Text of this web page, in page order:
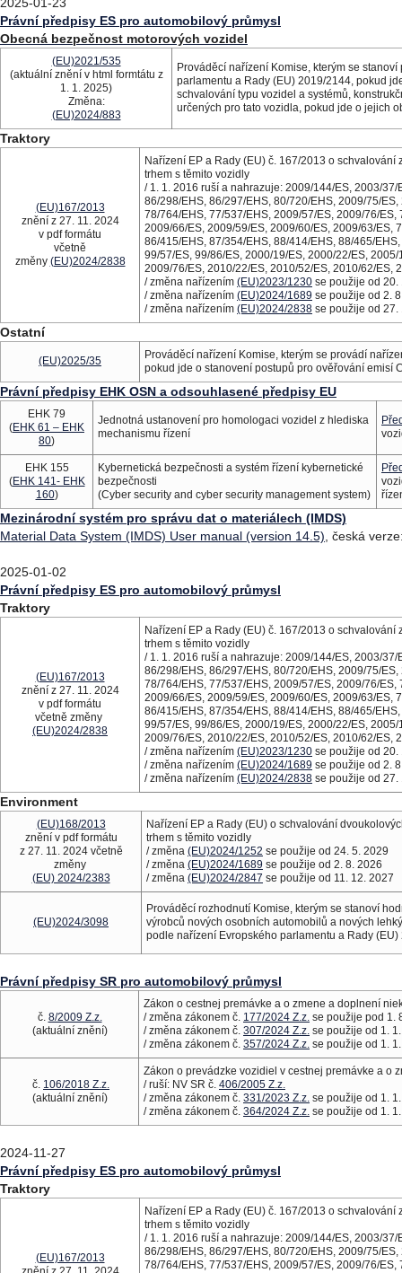
Právní předpisy ES pro automobilový průmysl
Obecná bezpečnost motorových vozidel
(EU)2021/535
(aktuální znění v html formtátu z
1. 1. 2025)
Změna:
(EU)2024/883
Prováděcí nařízení Komise, kterým se
parlamentu a Rady (EU) 2019/2144, pokud
schvalování typu vozidel a systémů,
určených pro tato vozidla, pokud jde o jejich
Traktory
(EU)167/2013
znění z 27. 11. 2024
v pdf formátu
včetně
změny (EU)2024/2838
Nařízení EP a Rady (EU) č. 167/2013 o
trhem s těmito vozidly
/ 1. 1. 2016 ruší a nahrazuje: 2009/144/ES, 2003/
86/298/EHS, 86/297/EHS, 80/720/EHS, 2009/75/
78/764/EHS, 77/537/EHS, 2009/57/ES, 2009/76/
2009/66/ES, 2009/59/ES, 2009/60/ES, 2009/63/ES,
86/415/EHS, 87/354/EHS, 88/414/EHS, 88/465/
99/57/ES, 99/86/ES, 2000/19/ES, 2000/22/ES,
2009/76/ES, 2010/22/ES, 2010/52/ES, 2010/62/ES,
/ změna nařízením (EU)2023/1230 se použije od 20.
/ změna nařízením (EU)2024/1689 se použije od 2.
/ změna nařízením (EU)2024/2838 se použije od 27.
Ostatní
(EU)2025/35
Prováděcí nařízení Komise, kterým se provádí
pokud jde o stanovení postupů pro ověřování emisí
Právní předpisy EHK OSN a odsouhlasené předpisy EU
EHK 79
(EHK 61 – EHK
80)
Jednotná ustanovení pro homologaci vozidel z hlediska
mechanismu řízení
EHK 155
(EHK 141- EHK
160)
Kybernetická bezpečnosti a systém řízení kybernetické
bezpečnosti
(Cyber security and cyber security management system)
Mezinárodní systém pro správu dat o materiálech (IMDS)
Material Data System (IMDS) User manual (version 14.5) , česká
2025-01-02
Právní předpisy ES pro automobilový průmysl
Traktory
(EU)167/2013
znění z 27. 11. 2024
v pdf formátu
včetně změny
(EU)2024/2838
Nařízení EP a Rady (EU) č. 167/2013 o
trhem s těmito vozidly
/ 1. 1. 2016 ruší a nahrazuje: 2009/144/ES, 2003/
86/298/EHS, 86/297/EHS, 80/720/EHS, 2009/75/
78/764/EHS, 77/537/EHS, 2009/57/ES, 2009/76/
2009/66/ES, 2009/59/ES, 2009/60/ES, 2009/63/ES,
86/415/EHS, 87/354/EHS, 88/414/EHS, 88/465/
99/57/ES, 99/86/ES, 2000/19/ES, 2000/22/ES,
2009/76/ES, 2010/22/ES, 2010/52/ES, 2010/62/ES,
/ změna nařízením (EU)2023/1230 se použije od 20.
/ změna nařízením (EU)2024/1689 se použije od 2.
/ změna nařízením (EU)2024/2838 se použije od 27.
Environment
(EU)168/2013
znění v pdf formátu
z 27. 11. 2024 včetně
změny
(EU) 2024/2383
Nařízení EP a Rady (EU) o schvalování
trhem s těmito vozidly
/ změna (EU)2024/1252 se použije od 24. 5. 2029
/ změna (EU)2024/1689 se použije od 2. 8. 2026
/ změna (EU)2024/2847 se použije od 11. 12. 2027
(EU)2024/3098
Prováděcí rozhodnutí Komise, kterým se stanoví
výrobců nových osobních automobilů a nových
podle nařízení Evropského parlamentu a Rady (EU)
Právní předpisy SR pro automobilový průmysl
č. 8/2009 Z.z.
(aktuální znění)
Zákon o cestnej premávke a o zmene a doplnení
/ změna zákonem č. 177/2024 Z.z. se použije pod 1.
/ změna zákonem č. 307/2024 Z.z. se použije od 1.
/ změna zákonem č. 357/2024 Z.z. se použije od 1.
č. 106/2018 Z.z.
(aktuální znění)
Zákon o prevádzke vozidiel v cestnej premávke a o
/ ruší: NV SR č. 406/2005 Z.z.
/ změna zákonem č. 331/2023 Z.z. se použije od 1.
/ změna zákonem č. 364/2024 Z.z. se použije od 1.
2024-11-27
Právní předpisy ES pro automobilový průmysl
Traktory
(EU)167/2013
Nařízení EP a Rady (EU) č. 167/2013 o
trhem s těmito vozidly
/ 1. 1. 2016 ruší a nahrazuje: 2009/144/ES, 2003/
86/298/EHS, 86/297/EHS, 80/720/EHS, 2009/75/
78/764/EHS, 77/537/EHS, 2009/57/ES, 2009/76/